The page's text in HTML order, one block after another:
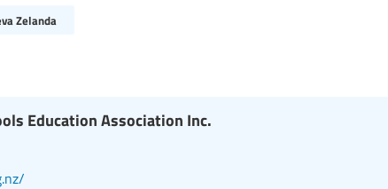
Zelanda
Education Association Inc.